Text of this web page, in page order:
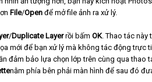
File/Open để mở file ảnh ra xử lý.
/Duplicate Layerrồi bấm OK. Thao tác này
mới để bạn xử lý mà không tác động trực
đảm bảo lựa chọn lớp trên cùng qua thao
nằm phía bên phải màn hình để sau đó